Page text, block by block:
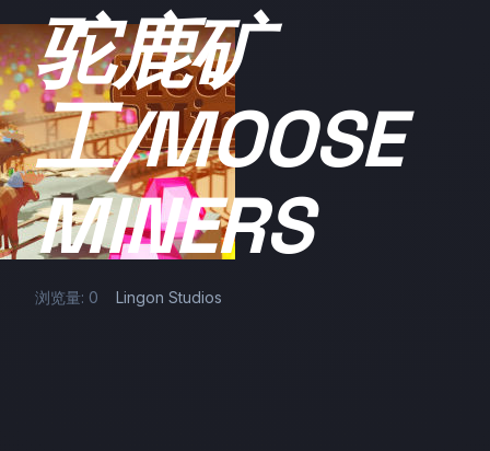
驼鹿矿
工/MOOSE
MINERS
浏览量: 0 Lingon Studios